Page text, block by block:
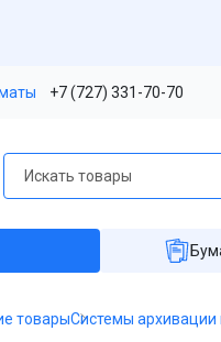
+7 (727) 331-70-70
товарыСистемы архивации